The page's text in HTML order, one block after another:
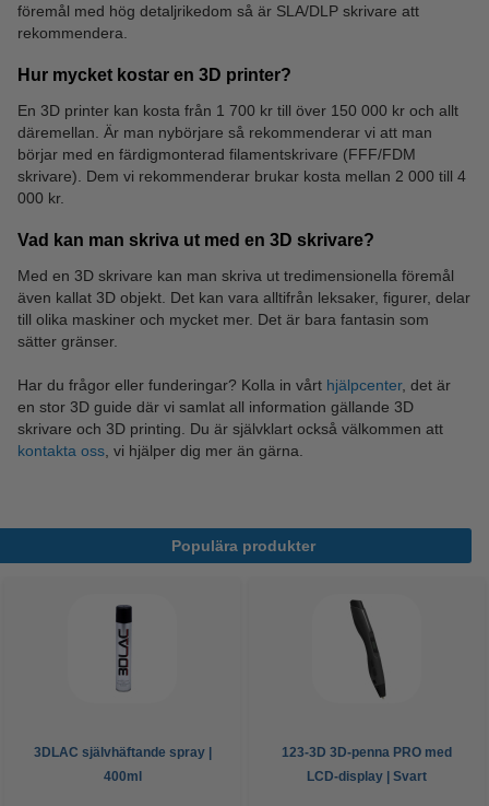
föremål med hög detaljrikedom så är SLA/DLP skrivare att
rekommendera.
Hur mycket kostar en 3D printer?
En 3D printer kan kosta från 1 700 kr till över 150 000 kr och allt
däremellan. Är man nybörjare så rekommenderar vi att man
börjar med en färdigmonterad filamentskrivare (FFF/FDM
skrivare). Dem vi rekommenderar brukar kosta mellan 2 000 till 4
000 kr.
Vad kan man skriva ut med en 3D skrivare?
Med en 3D skrivare kan man skriva ut tredimensionella föremål
även kallat 3D objekt. Det kan vara alltifrån leksaker, figurer, delar
till olika maskiner och mycket mer. Det är bara fantasin som
sätter gränser.
Har du frågor eller funderingar? Kolla in vårt hjälpcenter, det är
en stor 3D guide där vi samlat all information gällande 3D
skrivare och 3D printing. Du är självklart också välkommen att
kontakta oss , vi hjälper dig mer än gärna.
Populära produkter
3DLAC självhäftande spray |
400ml
123-3D 3D-penna PRO med
LCD-display | Svart